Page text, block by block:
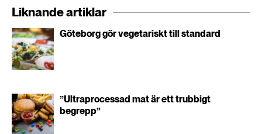
Liknande artiklar
Göteborg gör vegetariskt till standard
”Ultraprocessad mat är ett trubbigt
begrepp”